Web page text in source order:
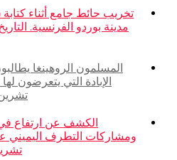
تخريب حائط جامع أثناء
المسلمون الروهينغا
الإبادة التي يتعرضون
تشرين الثاني
الكشف عن ارتفاع في
ومشاركات التطرف اليميني
تشرين